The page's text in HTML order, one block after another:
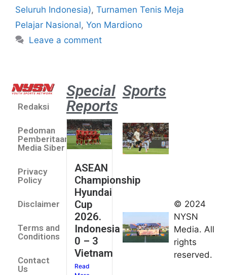
Seluruh Indonesia), Turnamen Tenis Meja
Pelajar Nasional, Yon Mardiono
Leave a comment
Redaksi
Pedoman
Pemberitaan
Media Siber
Privacy
Policy
Disclaimer
Terms and
Conditions
Contact
Us
Special
Reports
ASEAN
Championship
Hyundai
Cup
2026.
Indonesia
0 – 3
Vietnam
Read
Sports
umum
Kejurnas
Panahan
Junior di
Kudus
© 2024
NYSN
Media. All
rights
reserved.